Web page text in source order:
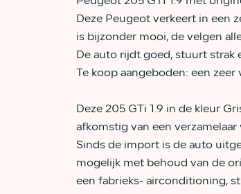
Deze Peugeot verkeert in een
is bijzonder mooi, de velgen
De auto rijdt goed, stuurt
Te koop aangeboden: een
Deze 205 GTi 1.9 in de kleur
afkomstig van een
Sinds de import is de auto
mogelijk met behoud van de
een fabrieks- airconditioning,